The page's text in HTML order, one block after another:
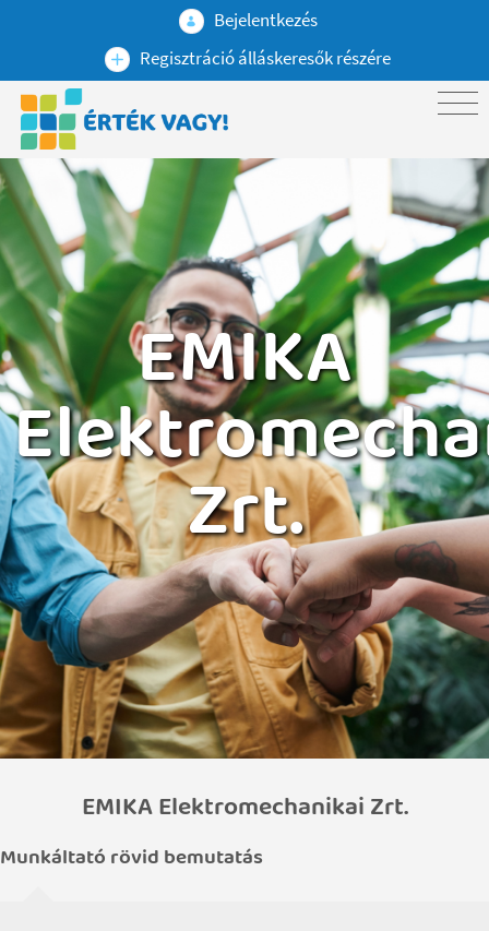
Bejelentkezés
Regisztráció álláskeresők részére
EMIKA
Zrt.
EMIKA Elektromechanikai Zrt.
Munkáltató rövid bemutatás